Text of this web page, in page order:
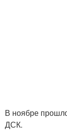
В ноябре
ДСК.